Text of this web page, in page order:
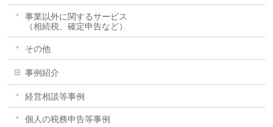
事業以外に関するサービス
（相続税、確定申告など）
その他
事例紹介
経営相談等事例
個人の税務申告等事例